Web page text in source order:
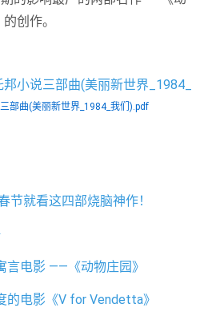
创作。
邦小说三部曲(美丽新世界_1984_
部曲(美丽新世界_1984_我们).pdf
节就看这四部烧脑神作！
言电影 ——《动物庄园》
的电影《V for Vendetta》